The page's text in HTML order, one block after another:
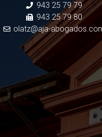
943 25 79 79
943 25 79 80
olatz@aja-